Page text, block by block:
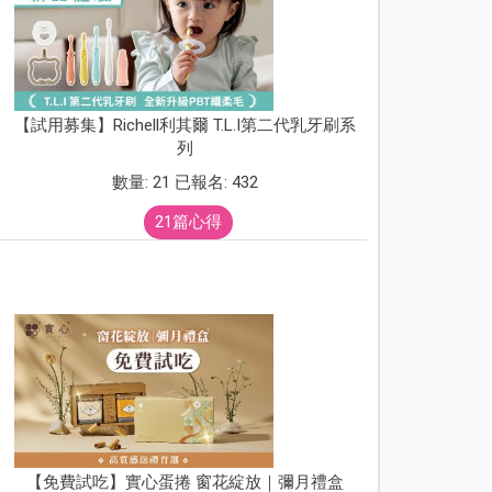
【試用募集】Richell利其爾 T.L.I第二代乳牙刷系
列
數量: 21 已報名: 432
21篇心得
【免費試吃】實心蛋捲 窗花綻放｜彌月禮盒